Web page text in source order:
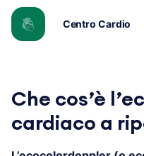
Che cos’è
cardiaco a
Centro Cardio